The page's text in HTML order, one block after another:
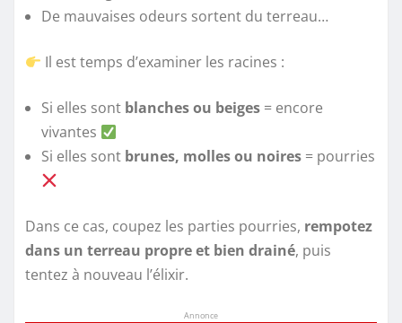
De mauvaises odeurs sortent du terreau…
Il est temps d’examiner les racines :
Si elles sont blanches ou beiges = encore
vivantes
Si elles sont brunes, molles ou noires = pourries
Dans ce cas, coupez les parties pourries, rempotez
dans un terreau propre et bien drainé, puis
tentez à nouveau l’élixir.
Annonce